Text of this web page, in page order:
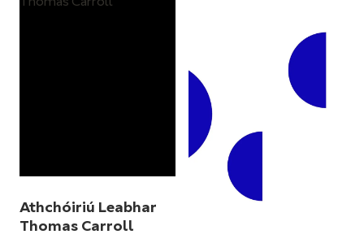
Athchóiriú Leabhar
Thomas Carroll